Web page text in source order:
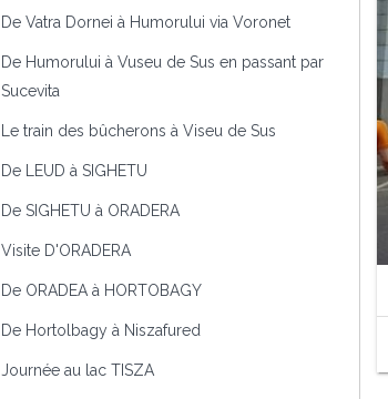
De Vatra Dornei à Humorului via Voronet
De Humorului à Vuseu de Sus en passant par
Sucevita
Le train des bûcherons à Viseu de Sus
De LEUD à SIGHETU
De SIGHETU à ORADERA
Visite D'ORADERA
De ORADEA à HORTOBAGY
De Hortolbagy à Niszafured
Journée au lac TISZA